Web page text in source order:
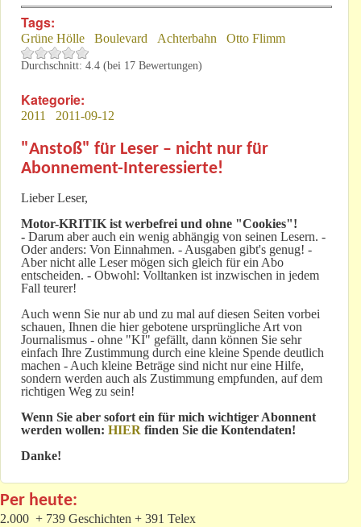
Tags:
Grüne Hölle Boulevard Achterbahn Otto Flimm
Durchschnitt: 4.4 (bei 17 Bewertungen)
Kategorie:
2011 2011-09-12
"Anstoß" für Leser – nicht nur für
Abonnement-Interessierte!
Lieber Leser,
Motor-KRITIK ist werbefrei und ohne "Cookies"!
- Darum aber auch ein wenig abhängig von seinen Lesern. -
Oder anders: Von Einnahmen. - Ausgaben gibt's genug! -
Aber nicht alle Leser mögen sich gleich für ein Abo
entscheiden. - Obwohl: Volltanken ist inzwischen in jedem
Fall teurer!
Auch wenn Sie nur ab und zu mal auf diesen Seiten vorbei
schauen, Ihnen die hier gebotene ursprüngliche Art von
Journalismus - ohne "KI" gefällt, dann können Sie sehr
einfach Ihre Zustimmung durch eine kleine Spende deutlich
machen - Auch kleine Beträge sind nicht nur eine Hilfe,
sondern werden auch als Zustimmung empfunden, auf dem
richtigen Weg zu sein!
Wenn Sie aber sofort ein für mich wichtiger Abonnent
werden wollen: HIER finden Sie die Kontendaten!
Danke!
Per heute:
2.000 + 739 Geschichten + 391 Telex